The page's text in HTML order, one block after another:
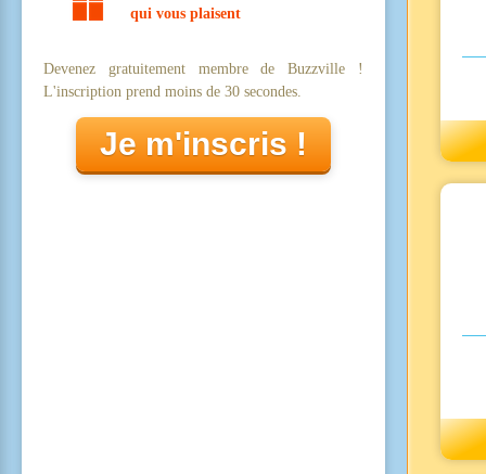
qui vous plaisent
Devenez gratuitement membre de Buzzville !
L'inscription prend moins de 30 secondes.
Je m'inscris !